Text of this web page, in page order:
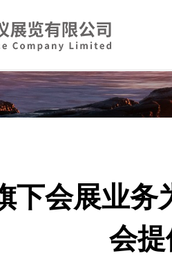
下会展业
会